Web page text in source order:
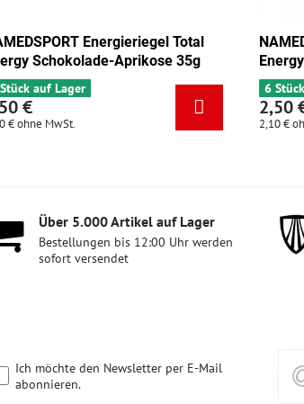
NAMEDSPORT Energieriegel Total
Energy Mix Karibik 35g
6 Stück auf Lager
2,10 €
Über 5​.000 Artikel auf Lager
Bestellungen bis 12:00 Uhr werden
sofort versendet
Ich möchte den Newsletter per E-Mail
abonnieren.